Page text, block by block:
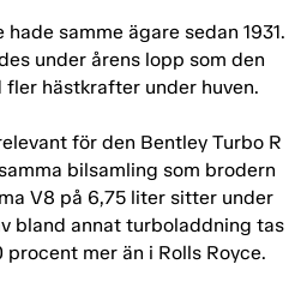
samme ägare sedan 1931.
under årens lopp som den
hästkrafter under huven.
för den Bentley Turbo R
bilsamling som brodern
V8 på 6,75 liter sitter under
bland annat turboladdning tas
mer än i Rolls Royce.